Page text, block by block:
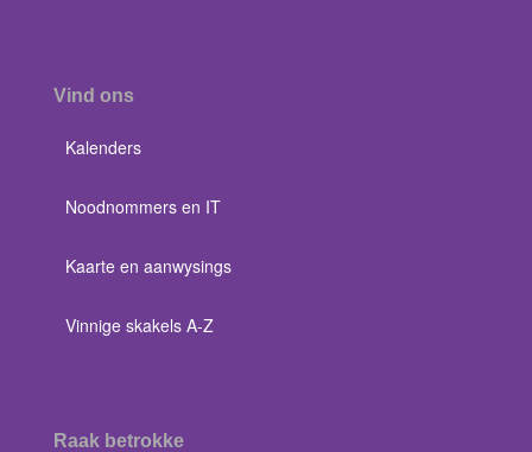
Vind ons
Kalenders
Noodnommers en IT
Kaarte en aanwysings
Vinnige skakels A-Z
Raak betrokke